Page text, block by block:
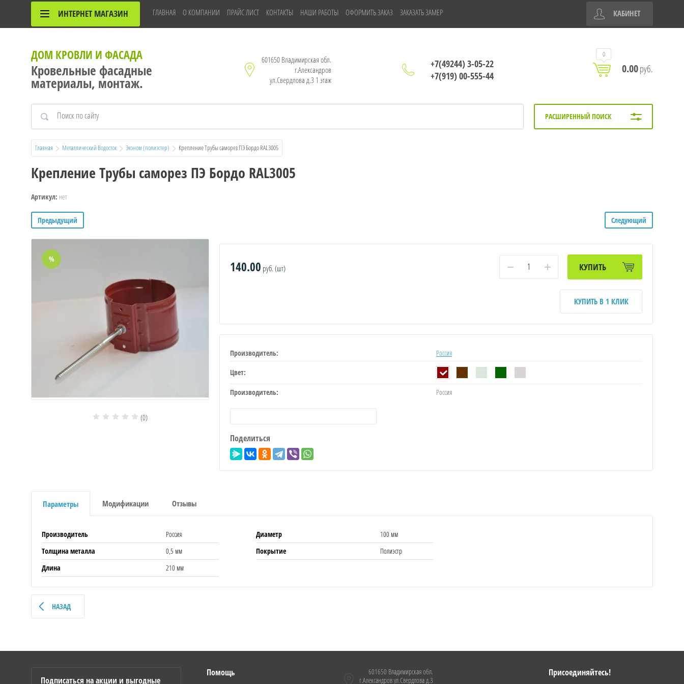
ИНТЕРНЕТ МАГАЗИН ГЛАВНАЯ О КОМПАНИИ ПРАЙС ЛИСТ КОНТАКТЫ НАШИ РАБОТЫ ОФОРМИТЬ ЗАКАЗ ЗАКАЗАТЬ ЗАМЕР КАБИНЕТ
ДОМ КРОВЛИ И ФАСАДА
Кровельные фасадные
материалы, монтаж.
601650 Владимирская обл.
г.Александров
ул.Свердлова д.3 1 этаж
+7(49244) 3-05-22
+7(919) 00-555-44
0
0.00руб.
РАСШИРЕННЫЙ ПОИСК
Главная Металлический Водосток Эконом (полиэстер)
  Крепление Трубы саморез ПЭ Бордо RAL3005
Крепление Трубы саморез ПЭ Бордо RAL3005
Артикул: нет
Предыдущий Следующий
%
(0)
140.00 руб. (шт) − + КУПИТЬ
КУПИТЬ В 1 КЛИК
Производитель: Россия
Цвет:
Производитель: Россия
Поделиться
Параметры Модификации Отзывы
Производитель
Россия
Толщина металла
0,5 мм
Длина
210 мм
Диаметр
100 мм
Покрытие
Полиэстр
НАЗАД
Подписаться на акции и выгодные
Помощь
601650 Владимирская обл.
г.Александров ул.Свердлова д.3
Присоединяйтесь!